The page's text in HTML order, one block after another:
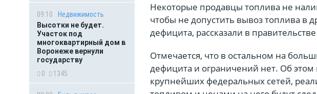
09:10
Недвижимость
Высотки не будет.
Участок под
многоквартирный дом в
Воронеже вернули
государству
0
1345
Некоторые продавцы топлива не
чтобы не допустить вывоз топлива в
дефицита, рассказали в
Отмечается, что в остальном на
дефицита и ограничений нет. Об
крупнейших федеральных сетей,